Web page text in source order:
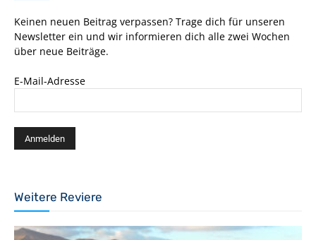
Keinen neuen Beitrag verpassen? Trage dich für unseren
Newsletter ein und wir informieren dich alle zwei Wochen
über neue Beiträge.
E-Mail-Adresse
Weitere Reviere